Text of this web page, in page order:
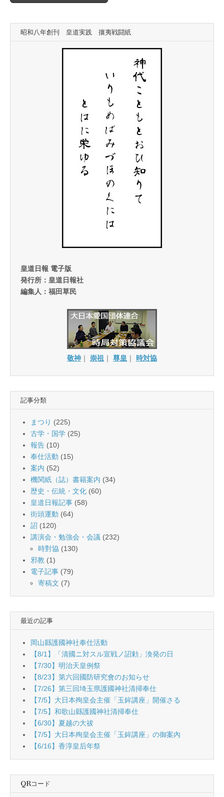
昭和八年創刊 皇道実践 攘夷戦闘紙
皇道日報 電子版
発行所：皇道日報社
編集人：福田草民
敬神 ｜ 崇祖 ｜ 尊皇 ｜ 時対協
記事分類
まつり (225)
古学・国学 (25)
報告 (10)
奉仕活動 (15)
案内 (52)
機関紙（誌）書籍案内 (34)
歴史・伝統・文化 (60)
皇道日報記事 (58)
街頭運動 (64)
詔 (120)
講演会・勉強会・会議 (232)
時對協 (130)
邪教 (1)
電子記事 (79)
寄稿文 (7)
最近の記事
岡山縣護國神社奉仕活動
【8/1】「清國ニ対スル宣戦ノ詔勅」渙発の日
【7/30】明治天皇例祭
【8/23】第六回國防研究會のお知らせ
【7/26】第三回埼玉県護國神社清掃奉仕
【7/5】大日本殉皇会主催「玉鉾講座」開催さる
【7/5】和歌山縣護國神社清掃奉仕
【6/30】夏越の大祓
【7/5】大日本殉皇会主催「玉鉾講座」の御案內
【6/16】香淳皇后年祭
QRコード